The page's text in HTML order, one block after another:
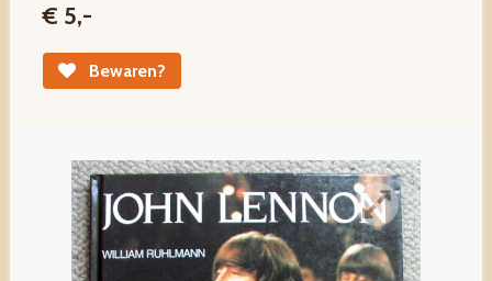
€ 5,-
Bewaren?